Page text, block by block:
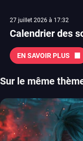
27 juillet 2026 à 17:32
Calendrier des
EN SAVOIR PLUS
Sur le même